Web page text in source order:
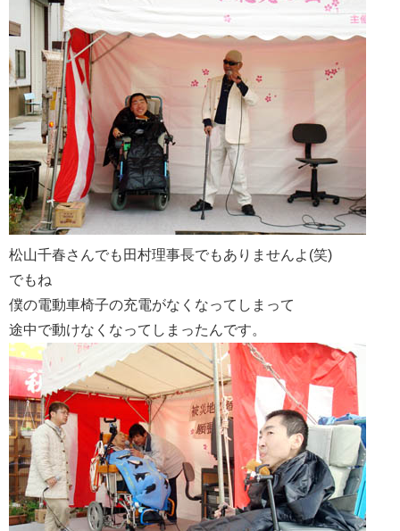
松山千春さんでも田村理事長でもありませんよ(笑)
でもね
僕の電動車椅子の充電がなくなってしまって
途中で動けなくなってしまったんです。